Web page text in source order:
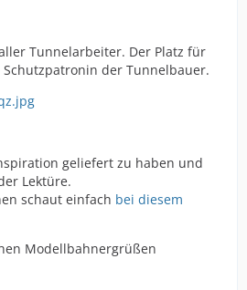
Tunnelarbeiter. Der Platz für
der Tunnelbauer.
geliefert zu haben und
Lektüre.
schaut einfach bei diesem
Modellbahnergrüßen